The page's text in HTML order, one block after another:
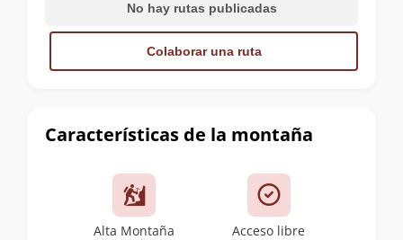
Características de la montaña
Alta Montaña Acceso libre
No hay rutas publicadas
Colaborar una ruta